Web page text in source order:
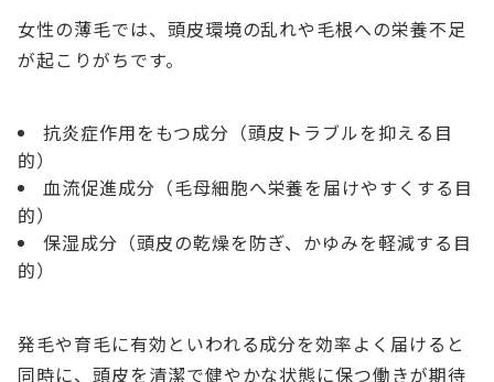
女性の薄毛では、頭皮環境の乱れや毛根への栄養不足
が起こりがちです。
抗炎症作用をもつ成分（頭皮トラブルを抑える目
的）
血流促進成分（毛母細胞へ栄養を届けやすくする目
的）
保湿成分（頭皮の乾燥を防ぎ、かゆみを軽減する目
的）
発毛や育毛に有効といわれる成分を効率よく届けると
同時に、頭皮を清潔で健やかな状態に保つ働きが期待